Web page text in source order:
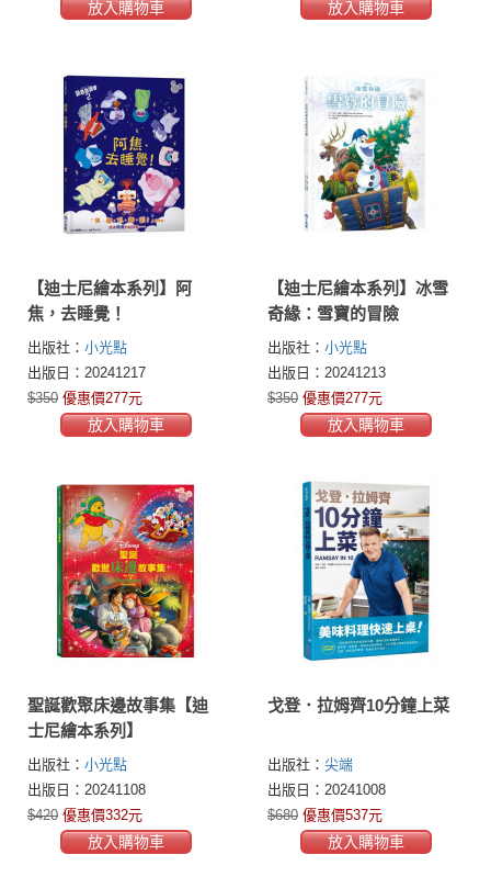
放入購物車 放入購物車
【迪士尼繪本系列】阿
焦，去睡覺！
出版社： 小光點
出版日：20241217
$350 優惠價277元
放入購物車
【迪士尼繪本系列】冰雪
奇緣：雪寶的冒險
出版社： 小光點
出版日：20241213
$350 優惠價277元
放入購物車
聖誕歡聚床邊故事集【迪
士尼繪本系列】
出版社： 小光點
出版日：20241108
$420 優惠價332元
放入購物車
戈登．拉姆齊10分鐘上菜
出版社： 尖端
出版日：20241008
$680 優惠價537元
放入購物車